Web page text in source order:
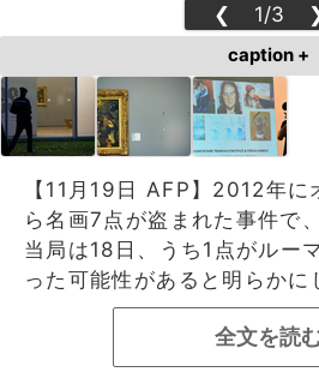
❮ 1/3
caption +
【11月19日 AFP】2012年
ら名画7点が盗まれた事件で
当局は18日、うち1点がルー
った可能性があると明らかに
全文を読